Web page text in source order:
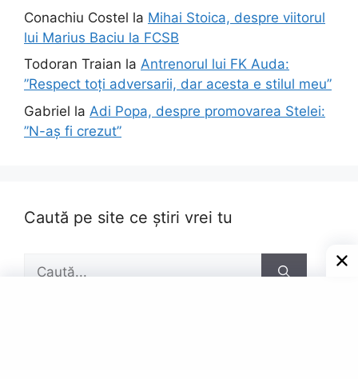
Conachiu Costel la Mihai Stoica, despre viitorul
lui Marius Baciu la FCSB
Todoran Traian la Antrenorul lui FK Auda:
”Respect toți adversarii, dar acesta e stilul meu”
Gabriel la Adi Popa, despre promovarea Stelei:
”N-aș fi crezut”
Caută pe site ce știri vrei tu
după: